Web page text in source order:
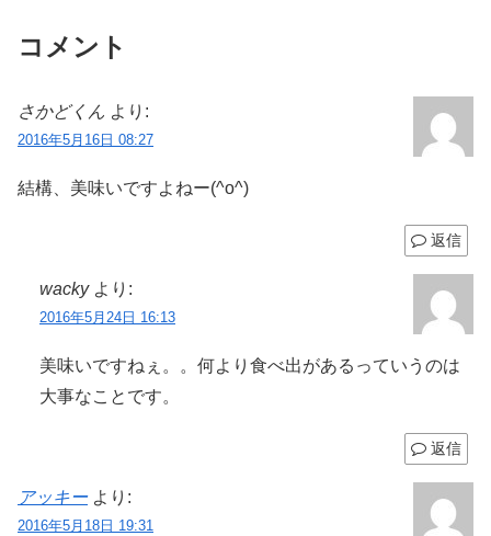
コメント
さかどくん より:
2016年5月16日 08:27
結構、美味いですよねー(^o^)
返信
wacky より:
2016年5月24日 16:13
美味いですねぇ。。何より食べ出があるっていうのは
大事なことです。
返信
アッキー より:
2016年5月18日 19:31